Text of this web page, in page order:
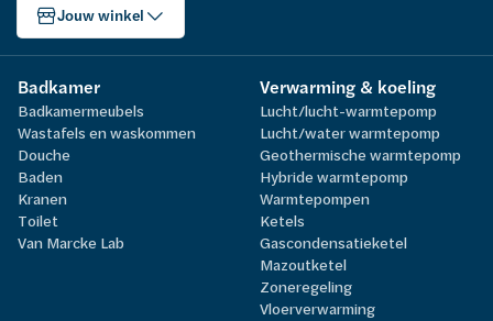
Jouw winkel
Badkamer
Badkamermeubels
Wastafels en waskommen
Douche
Baden
Kranen
Toilet
Van Marcke Lab
Verwarming & koeling
Lucht/lucht-warmtepomp
Lucht/water warmtepomp
Geothermische warmtepomp
Hybride warmtepomp
Warmtepompen
Ketels
Gascondensatieketel
Mazoutketel
Zoneregeling
Vloerverwarming